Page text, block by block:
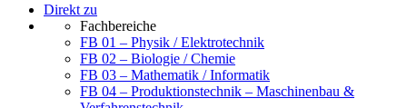
Direkt zu
Fachbereiche
FB 01 – Physik / Elektrotechnik
FB 02 – Biologie / Chemie
FB 03 – Mathematik / Informatik
FB 04 – Produktionstechnik – Maschinenbau &